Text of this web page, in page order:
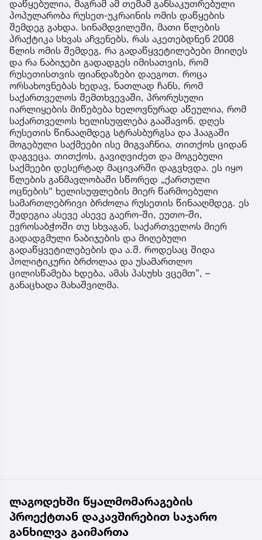
დაწყებულია, მაგრამ ამ თემამ განსაკუთრებული
პოპულარობა რუსეთ-უკრაინის ომის დაწყების
შემდეგ გახდა. სინამდვილეში, მათი წლების
პრაქტიკა სხვას აჩვენებს, რას აკეთებდნენ 2008
წლის ომის შემდეგ, რა გადაწყვეტილებები მიიღეს
და რა ნაბიჯები გადადგეს იმისათვის, რომ
რუსეთისთვის ფიანდაზები დაეგოთ. როცა
ორსახოვნებას ხედავ, ნათლად ჩანს, რომ
საქართველოს შემთხვევაში, პრორუსული
იარლიყების მიწებება ხელოვნურად აწეულია, რომ
საქართველოს ხელისუფლება გააშავონ. დღეს
რუსეთის წინააღმდეგ სტრასბურგსა და ჰააგაში
მოგებული საქმეები ისე მიგვაჩნია, თითქოს ციდან
დაგვეცა. თითქოს, გავიღვიძეთ და მოგებული
საქმეები დესერტად მაცივარში დაგვხვდა. ეს იყო
წლების განმავლობაში სწორედ „ქართული
ოცნების“ ხელისუფლების მიერ წარმოებული
სამართლებრივი ბრძოლა რუსეთის წინააღმდეგ. ეს
შედეგია ასევე ასევე გაერო-ში, ეუთო-ში,
ევროსაბჭოში თუ სხვაგან, საქართველოს მიერ
გადადგმული ნაბიჯების და მიღებული
გადაწყვეტილებების და ა.შ. როდესაც შიდა
პოლიტიკური ბრძოლაა და უსამართლო
ცილისწამება ხდება, ამას პასუხს ვცემთ”, –
განაცხადა მახაშვილმა.
ლაგოდეხში წყალმომარაგების
პროექტთან დაკავშირებით საჯარო
განხილვა გაიმართა